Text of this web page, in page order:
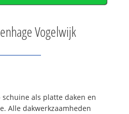
Vogelwijk
schuine als platte daken en
Alle dakwerkzaamheden